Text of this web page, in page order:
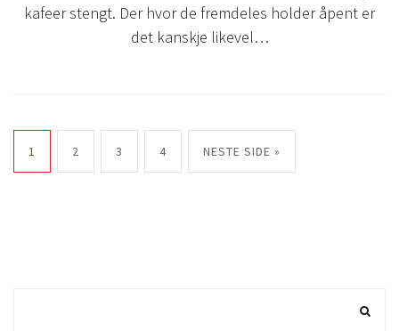
kafeer stengt. Der hvor de fremdeles holder åpent er
det kanskje likevel…
1 2 3 4 NESTE SIDE »